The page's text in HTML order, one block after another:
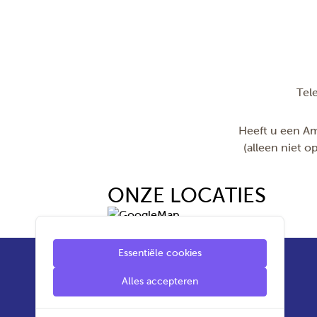
Heeft u een
(alleen niet
ONZE LOCATIES
Essentiële cookies
Alles accepteren